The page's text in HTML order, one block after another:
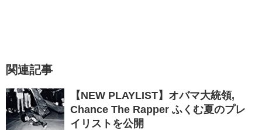
関連記事
【NEW PLAYLIST】オバマ大統領,
Chance The Rapper ふくむ夏のプレ
イリストを公開